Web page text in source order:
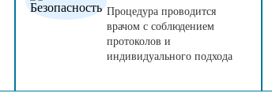
Процедура проводится
врачом с соблюдением
протоколов и
индивидуального подхода